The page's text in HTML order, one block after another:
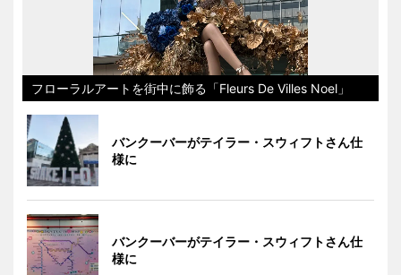
フローラルアートを街中に飾る「Fleurs De Villes Noel」
バンクーバーがテイラー・スウィフトさん仕
様に
バンクーバーがテイラー・スウィフトさん仕
様に